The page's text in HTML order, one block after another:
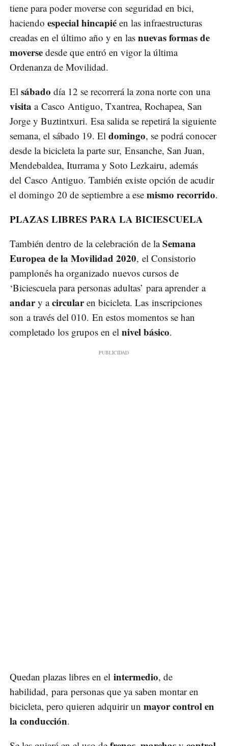
tiene para poder moverse con seguridad en bici,
haciendo especial hincapié en las infraestructuras
creadas en el último año y en las nuevas formas de
moverse desde que entró en vigor la última
Ordenanza de Movilidad.
El sábado día 12 se recorrerá la zona norte con una
visita a Casco Antiguo, Txantrea, Rochapea, San
Jorge y Buztintxuri. Esa salida se repetirá la siguiente
semana, el sábado 19. El domingo, se podrá conocer
desde la bicicleta la parte sur, Ensanche, San Juan,
Mendebaldea, Iturrama y Soto Lezkairu, además
del Casco Antiguo. También existe opción de acudir
el domingo 20 de septiembre a ese mismo recorrido.
PLAZAS LIBRES PARA LA BICIESCUELA
También dentro de la celebración de laSemana
Europea de la Movilidad 2020, el Consistorio
pamplonés ha organizado nuevos cursos de
‘Biciescuela para personas adultas’ para aprender a
andary acircularen bicicleta. Las inscripciones
son a través del 010. En estos momentos se han
completado los grupos en el nivel básico.
Quedan plazas libres en el intermedio, de
habilidad, para personas que ya saben montar en
bicicleta, pero quieren adquirir un mayor control en
la conducción.